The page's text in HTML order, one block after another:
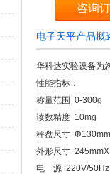
咨询
电子天平产品概
华科达实验设备为
性能指标：
称量范围 0-300g
读数精度 10mg
秤盘尺寸 Φ130mm
外形尺寸
电 源 220V/50Hz